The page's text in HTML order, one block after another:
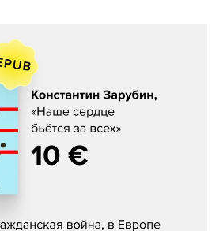
«Наше сердце